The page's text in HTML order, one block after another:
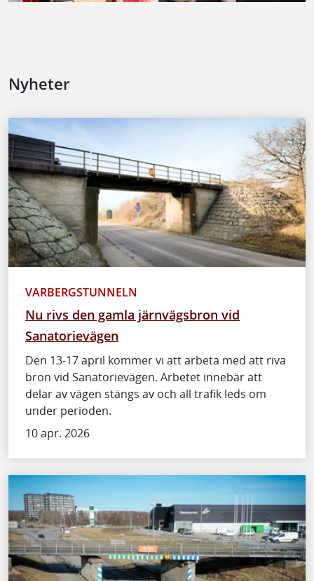
Nyheter
VARBERGSTUNNELN
Nu rivs den gamla järnvägsbron vid
Sanatorievägen
Den 13-17 april kommer vi att arbeta med att riva
bron vid Sanatorievägen. Arbetet innebär att
delar av vägen stängs av och all trafik leds om
under perioden.
10 apr. 2026